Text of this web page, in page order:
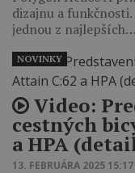
dizajnu a
jednou z najlepších…
Video:
cestných
a HPA
13. FEBRUÁRA 2025 15:17
NOVINKY